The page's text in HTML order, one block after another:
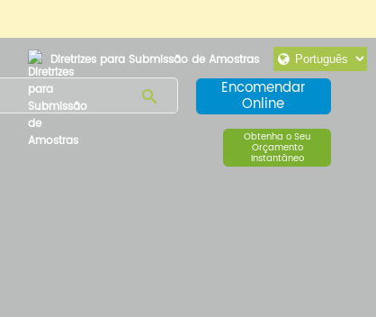
Diretrizes para Submissão de Amostras
Encomendar
Online
Obtenha o Seu
Orçamento
Instantâneo